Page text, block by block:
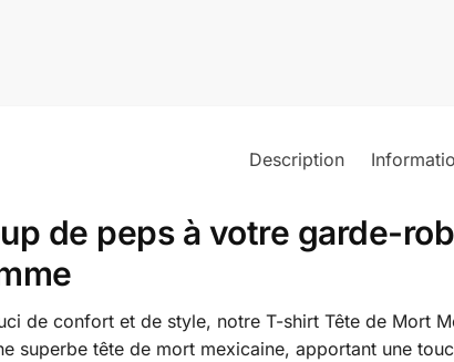
Description
de peps à votre garde-
de confort et de style, notre T-shirt Tête de Mort
superbe tête de mort mexicaine, apportant une